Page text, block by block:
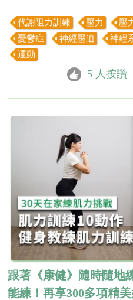
代謝阻力訓練 壓力 壓
憂鬱症
神經壓迫 神經
運動
5 人按讚
跟著《康健》隨時隨地
能練！再享300多項精美